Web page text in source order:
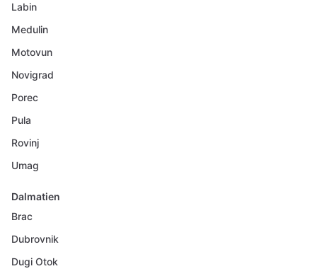
Labin
Medulin
Motovun
Novigrad
Porec
Pula
Rovinj
Umag
Dalmatien
Brac
Dubrovnik
Dugi Otok